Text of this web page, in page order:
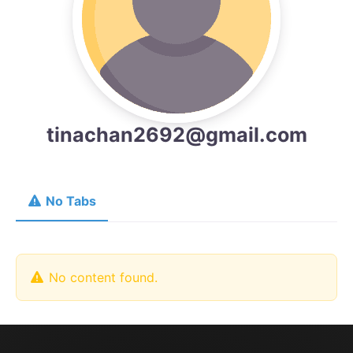
tinachan2692@gmail.com
No Tabs
No content found.